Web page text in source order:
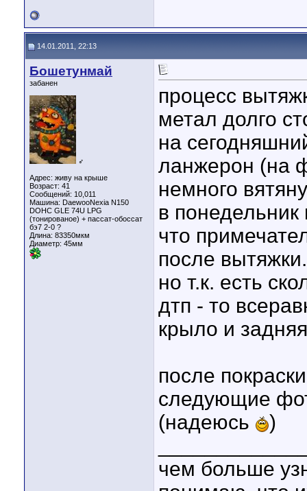
14.01.2011, 22:13
Бошетунмай
забанен
♂
Адрес: живу на крыше
Возраст: 41
Сообщений: 10,011
Машина: DaewooNexia N150
DOHC GLE 74U LPG
(тонированое) + пассат-обоссат
бэ7 2-0 ?
Длина: 83350мкм
Диаметр: 45мм
процесс
метал долго
на
ланжерон (на
немного
в понедельник
что
после вытяжки.
но т.к. есть
дтп - то
крыло и
после
следующие
(надеюсь
)
чем больше